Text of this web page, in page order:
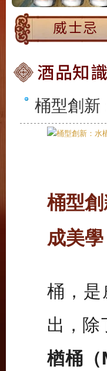
桶型創新
桶型
成美學
桶，
出，除
楢桶（